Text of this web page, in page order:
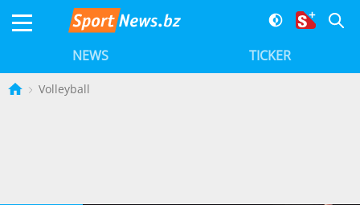
NEWS TICKER
Volleyball